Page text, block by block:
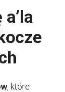
, które